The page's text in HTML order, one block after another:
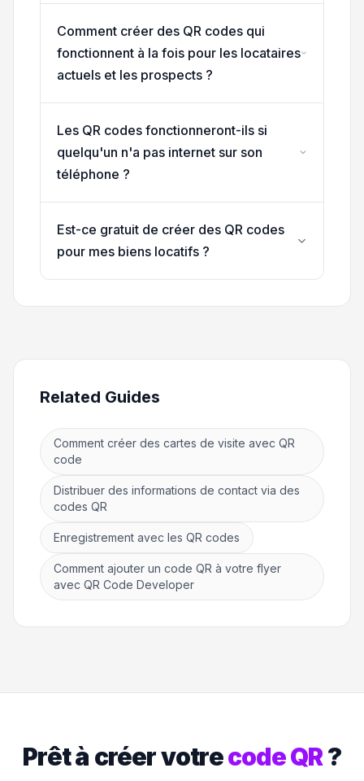
Comment créer des QR codes qui
fonctionnent à la fois pour les locataires
actuels et les prospects ?
Les QR codes fonctionneront-ils si
quelqu'un n'a pas internet sur son
téléphone ?
Est-ce gratuit de créer des QR codes
pour mes biens locatifs ?
Related Guides
Comment créer des cartes de visite avec QR
code
Distribuer des informations de contact via des
codes QR
Enregistrement avec les QR codes
Comment ajouter un code QR à votre flyer
avec QR Code Developer
Prêt à créer votrecode QR?